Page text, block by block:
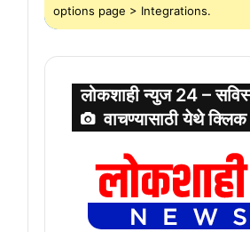
options page > Integrations.
लोकशाही न्युज 24 –
वाचण्यासाठी येथे